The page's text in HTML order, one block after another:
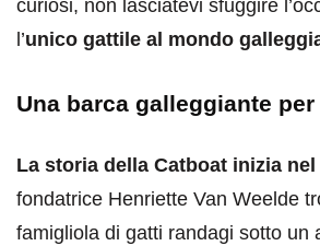
curiosi, non lasciatevi sfuggire
l’unico gattile al mondo
Una barca galleggiante
La storia della Catboat inizia nel
fondatrice Henriette Van Weelde
famigliola di gatti randagi sotto un